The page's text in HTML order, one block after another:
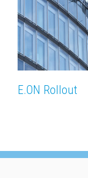
E.ON Rollout